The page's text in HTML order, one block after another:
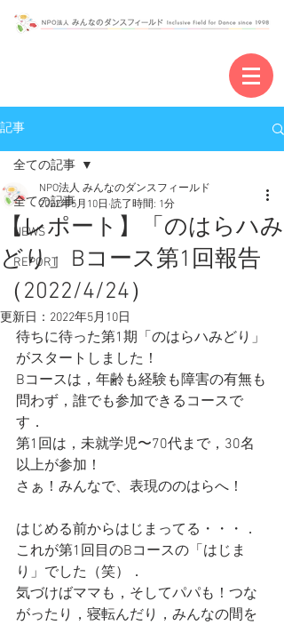
記事
全ての記事
NEWS
REPORT
全ての記事
【レポート】「のはらハみ
どり」Bコース第1回報告
（2022/4/24）
NPO法人 みんなのダンスフィールド
2022年5月10日 読了時間: 1分
更新日： 2022年5月10日
待ちに待った第1期「のはらハみどり」
がスタートしました！
Bコースは，年齢も経験も障害の有無も
問わず，誰でも参加できるコースで
す．
第1回は，未就学児〜70代まで，30名
以上が参加！
さぁ！みんなで、表現ののはらへ！
はじめる前からはじまってる・・・．
これが第1回目のBコースの「はじま
り」でした（笑）．
気づけばママも，そしてパパも！つな
がったり，寝転んだり，みんなの間を